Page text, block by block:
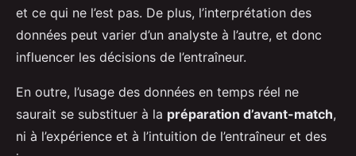
et ce qui ne l’est pas. De plus, l’interprétation des
données peut varier d’un analyste à l’autre, et donc
influencer les décisions de l’entraîneur.
En outre, l’usage des données en temps réel ne
saurait se substituer à la préparation d’avant-match,
ni à l’expérience et à l’intuition de l’entraîneur et des